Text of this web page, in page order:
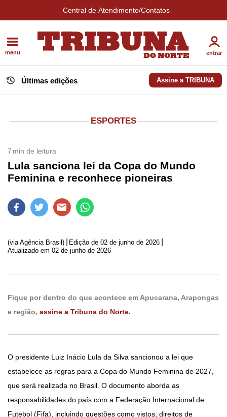
Central de Atendimento/Contatos
menu entrar
Últimas edições Assine a TRIBUNA
ESPORTES
7 min de leitura
Lula sanciona lei da Copa do Mundo
Feminina e reconhece pioneiras
(via Agência Brasil) Edição de 02 de junho de 2026
Atualizado em 02 de junho de 2026
Fique por dentro do que acontece em Apucarana, Arapongas
e região, assine a Tribuna do Norte.
O presidente Luiz Inácio Lula da Silva sancionou a lei que
estabelece as regras para a Copa do Mundo Feminina de 2027,
que será realizada no Brasil. O documento aborda as
responsabilidades do país com a Federação Internacional de
Futebol (Fifa), incluindo questões como vistos, direitos de